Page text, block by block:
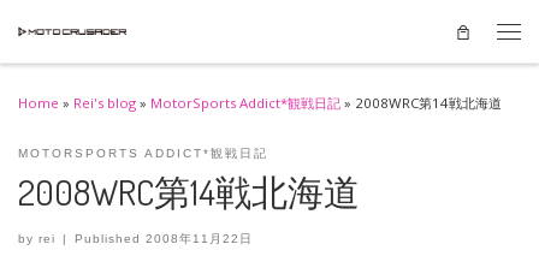
Skip to content
Home » Rei's blog » MotorSports Addict*観戦日記 » 2008WRC第14戦北海道
MOTORSPORTS ADDICT*観戦日記
2008WRC第14戦北海道
by rei Published2008年11月22日